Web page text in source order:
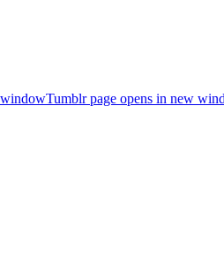
Tumblr page opens in new